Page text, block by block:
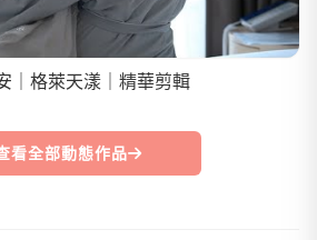
｜格萊天漾｜精華剪輯
看全部動態作品